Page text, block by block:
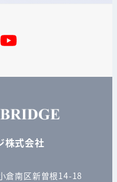
YouTube
株式会社
倉南区新曽根14-18